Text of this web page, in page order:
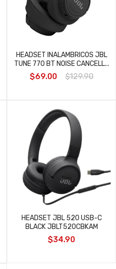
HEADSET INALAMBRICOS JBL
TUNE 770 BT NOISE CANCELL...
$69.00 $129.90
HEADSET JBL 520 USB-C
BLACK JBLT520CBKAM
$34.90